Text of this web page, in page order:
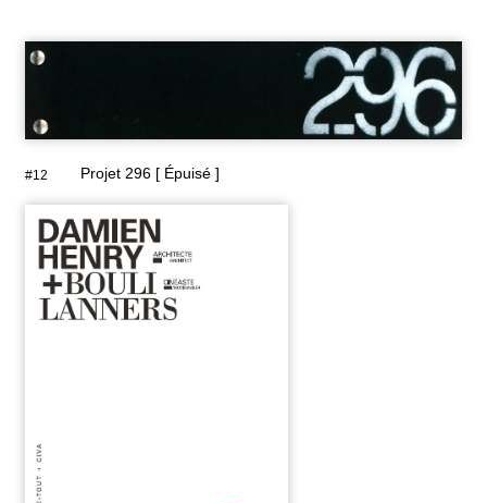
#12 Projet 296 [ Épuisé ]